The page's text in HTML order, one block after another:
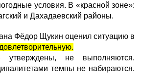
условия. В «красной зоне»:
и Дахадаевский районы.
Фёдор Щукин оценил ситуацию в
утверждены, не выполняются.
темпы не набираются.